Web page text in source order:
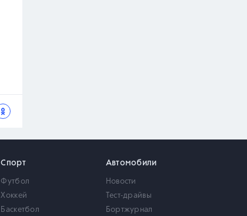
Спорт
Футбол
Хоккей
Баскетбол
Автомобили
Новости
Тест-драйвы
Бортжурнал